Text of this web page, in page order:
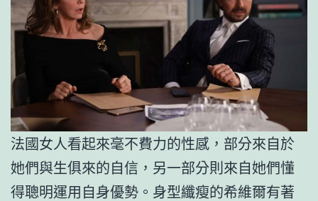
法國女人看起來毫不費力的性感，部分來自於
她們與生俱來的自信，另一部分則來自她們懂
得聰明運用自身優勢。身型纖瘦的希維爾有著